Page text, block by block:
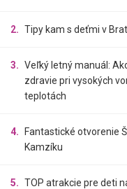
2. Tipy kam s deťmi v
3. Veľký letný manuál:
zdravie pri vysokých
teplotách
4.
Fantastické otvorenie
Kamzíku
5. TOP atrakcie pre deti